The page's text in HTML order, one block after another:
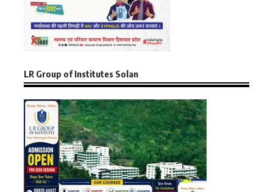
LR Group of Institutes Solan